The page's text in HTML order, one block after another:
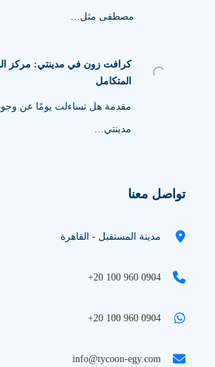
مصطفى مثل…
كرافت زون في مدينتي: مركز
المتكامل
مقدمة هل تساءلت يومًا عن
مدينتي…
تواصل معنا
مدينة المستقبل - القاهرة
+20 100 960 0904
+20 100 960 0904
info@tycoon-egy.com